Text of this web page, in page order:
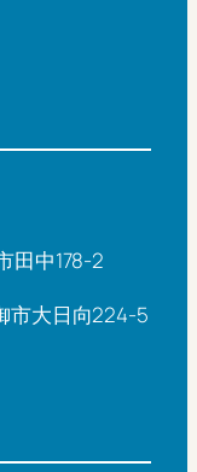
田中178-2
大日向224-5